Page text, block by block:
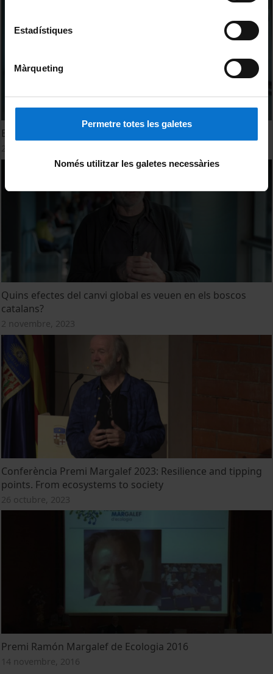
Estadístiques
Màrqueting
Permetre totes les galetes
Només utilitzar les galetes necessàries
En què consisteix la migració assistida?
Quins efectes del canvi global es veuen en els boscos
catalans?
2 novembre, 2023
Conferència Premi Margalef 2023: Resilience and tipping
points. From ecosystems to society
26 octubre, 2023
Premi Ramón Margalef de Ecologia 2016
14 novembre, 2016